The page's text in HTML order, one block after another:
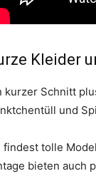
Kleider
kurzer Schnitt
und
findest tolle
bieten auch